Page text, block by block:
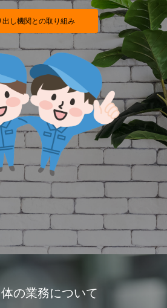
出し機関との取り組み
の業務について